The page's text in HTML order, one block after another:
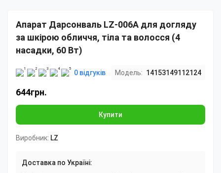
Апарат Дарсонваль LZ-006A для догляду
за шкірою обличчя, тіла та волосся (4
насадки, 60 Вт)
0 відгуків Модель: 14153149112124
644грн.
Купити
Виробник: LZ
Доставка по Україні: